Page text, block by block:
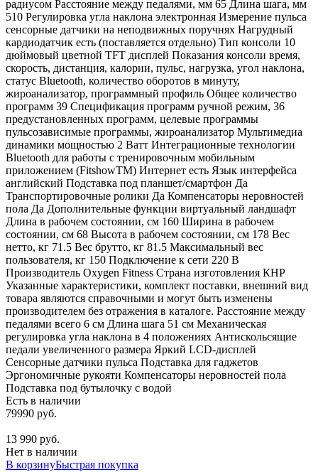
радиусом Расстояние между педалями, мм 65 Длина шага, мм
510 Регулировка угла наклона электронная Измерение пульса
сенсорные датчики на неподвижных поручнях Нагрудный
кардиодатчик есть (поставляется отдельно) Тип консоли 10
дюймовый цветной TFT дисплей Показания консоли время,
скорость, дистанция, калории, пульс, нагрузка, угол наклона,
статус Bluetooth, количество оборотов в минуту,
жироанализатор, программный профиль Общее количество
программ 39 Спецификация программ ручной режим, 36
предустановленных программ, целевые программы
пульсозависимые программы, жироанализатор Мультимедиа
динамики мощностью 2 Ватт Интеграционные технологии
Bluetooth для работы с тренировочным мобильным
приложением (FitshowTM) Интернет есть Язык интерфейса
английский Подставка под планшет/смартфон Да
Транспортировочные ролики Да Компенсаторы неровностей
пола Да Дополнительные функции виртуальный ландшафт
Длина в рабочем состоянии, см 160 Ширина в рабочем
состоянии, см 68 Высота в рабочем состоянии, см 178 Вес
нетто, кг 71.5 Вес брутто, кг 81.5 Максимальный вес
пользователя, кг 150 Подключение к сети 220 В
Производитель Oxygen Fitness Страна изготовления КНР
Указанные характеристики, комплект поставки, внешний вид
товара являются справочными и могут быть изменены
производителем без отражения в каталоге. Расстояние между
педалями всего 6 см Длина шага 51 см Механическая
регулировка угла наклона в 4 положениях Антискольсящие
педали увеличенного размера Яркий LCD-дисплей
Сенсорные датчики пульса Подставка для гаджетов
Эргономичные рукояти Компенсаторы неровностей пола
Подставка под бутылочку с водой
Есть в наличии
79990 руб.
13 990 руб.
Нет в наличии
В корзинуБыстрая покупка